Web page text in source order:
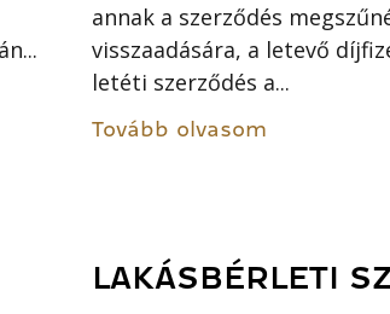
annak a szerződés
visszaadására, a letevő
letéti szerződés a...
Tovább olvasom
LAKÁSBÉRLETI